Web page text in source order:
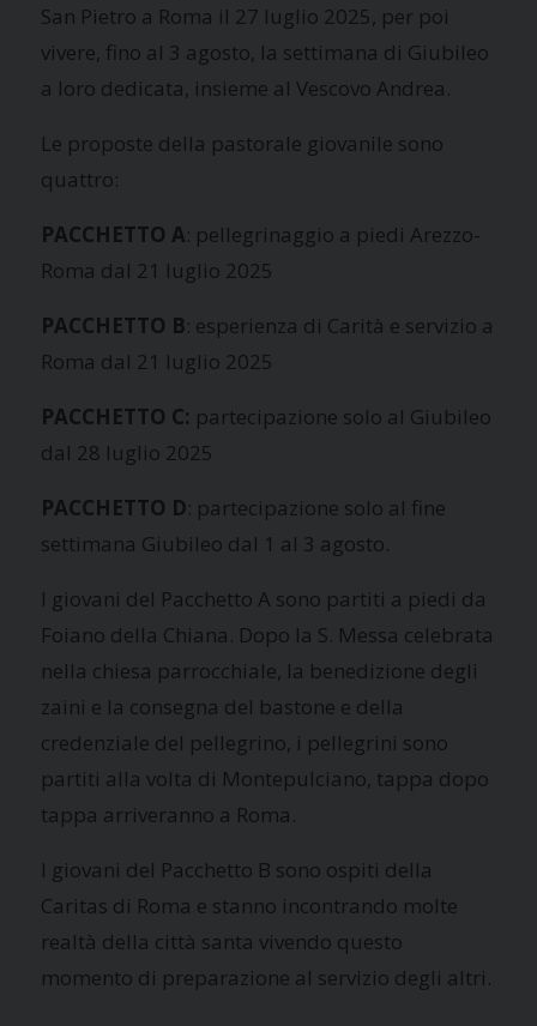
San Pietro a Roma il 27 luglio 2025, per poi
vivere, fino al 3 agosto, la settimana di Giubileo
a loro dedicata, insieme al Vescovo Andrea.
Le proposte della pastorale giovanile sono
quattro:
PACCHETTO A: pellegrinaggio a piedi Arezzo-
Roma dal 21 luglio 2025
PACCHETTO B: esperienza di Carità e servizio a
Roma dal 21 luglio 2025
PACCHETTO C: partecipazione solo al Giubileo
dal 28 luglio 2025
PACCHETTO D: partecipazione solo al fine
settimana Giubileo dal 1 al 3 agosto.
I giovani del Pacchetto A sono partiti a piedi da
Foiano della Chiana. Dopo la S. Messa celebrata
nella chiesa parrocchiale, la benedizione degli
zaini e la consegna del bastone e della
credenziale del pellegrino, i pellegrini sono
partiti alla volta di Montepulciano, tappa dopo
tappa arriveranno a Roma.
I giovani del Pacchetto B sono ospiti della
Caritas di Roma e stanno incontrando molte
realtà della città santa vivendo questo
momento di preparazione al servizio degli altri.